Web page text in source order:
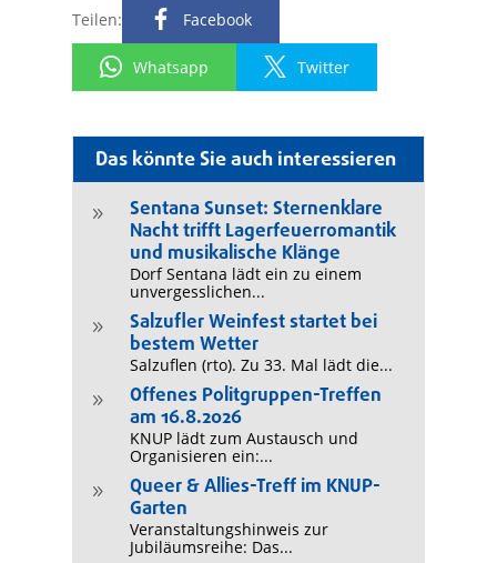
Das könnte Sie auch interessieren
9
Sentana Sunset: Sternenklare
Nacht trifft Lagerfeuerromantik
und musikalische Klänge
Dorf Sentana lädt ein zu einem
unvergesslichen...
9
Salzufler Weinfest startet bei
bestem Wetter
Salzuflen (rto). Zu 33. Mal lädt die...
9
Offenes Politgruppen-Treffen
am 16.8.2026
KNUP lädt zum Austausch und
Organisieren ein:...
9
Queer & Allies-Treff im KNUP-
Garten
Veranstaltungshinweis zur
Jubiläumsreihe: Das...
Teilen: Facebook
Whatsapp Twitter